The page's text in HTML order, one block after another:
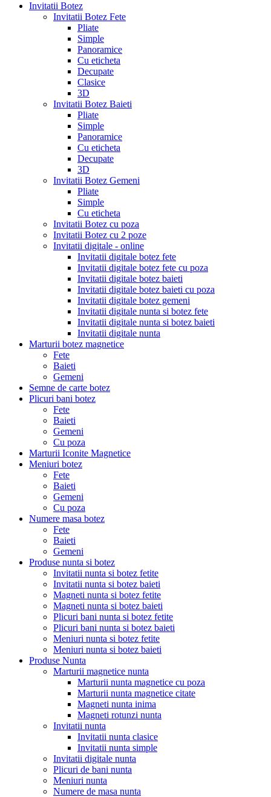
Invitatii Botez
Invitatii Botez Fete
Pliate
Simple
Panoramice
Cu eticheta
Decupate
Clasice
3D
Invitatii Botez Baieti
Pliate
Simple
Panoramice
Cu eticheta
Decupate
3D
Invitatii Botez Gemeni
Pliate
Simple
Cu eticheta
Invitatii Botez cu poza
Invitatii Botez cu 2 poze
Invitatii digitale - online
Invitatii digitale botez fete
Invitatii digitale botez fete cu poza
Invitatii digitale botez baieti
Invitatii digitale botez baieti cu poza
Invitatii digitale botez gemeni
Invitatii digitale nunta si botez fete
Invitatii digitale nunta si botez baieti
Invitatii digitale nunta
Marturii botez magnetice
Fete
Baieti
Gemeni
Semne de carte botez
Plicuri bani botez
Fete
Baieti
Gemeni
Cu poza
Marturii Iconite Magnetice
Meniuri botez
Fete
Baieti
Gemeni
Cu poza
Numere masa botez
Fete
Baieti
Gemeni
Produse nunta si botez
Invitatii nunta si botez fetite
Invitatii nunta si botez baieti
Magneti nunta si botez fetite
Magneti nunta si botez baieti
Plicuri bani nunta si botez fetite
Plicuri bani nunta si botez baieti
Meniuri nunta si botez fetite
Meniuri nunta si botez baieti
Produse Nunta
Marturii magnetice nunta
Marturii nunta magnetice cu poza
Marturii nunta magnetice citate
Magneti nunta inima
Magneti rotunzi nunta
Invitatii nunta
Invitatii nunta clasice
Invitatii nunta simple
Invitatii digitale nunta
Plicuri de bani nunta
Meniuri nunta
Numere de masa nunta